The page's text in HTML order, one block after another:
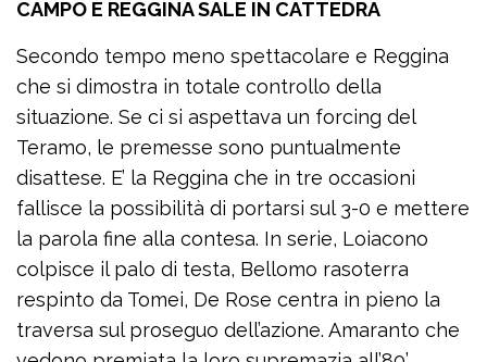
CAMPO E REGGINA SALE IN CATTEDRA
Secondo tempo meno spettacolare e Reggina
che si dimostra in totale controllo della
situazione. Se ci si aspettava un forcing del
Teramo, le premesse sono puntualmente
disattese. E’ la Reggina che in tre occasioni
fallisce la possibilità di portarsi sul 3-0 e mettere
la parola fine alla contesa. In serie, Loiacono
colpisce il palo di testa, Bellomo rasoterra
respinto da Tomei, De Rose centra in pieno la
traversa sul proseguo dell’azione. Amaranto che